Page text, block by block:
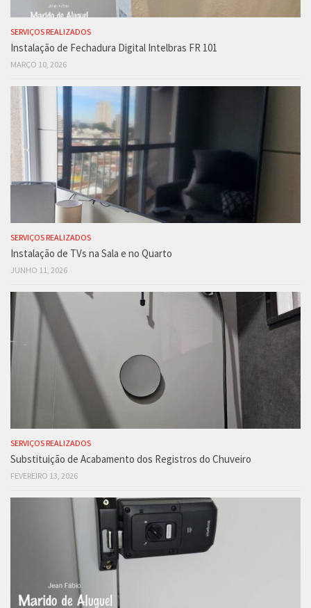
SERVIÇOS REALIZADOS
Instalação de Fechadura Digital Intelbras FR 101
MARÇO 10, 2026
SERVIÇOS REALIZADOS
Instalação de TVs na Sala e no Quarto
JUNHO 11, 2026
SERVIÇOS REALIZADOS
Substituição de Acabamento dos Registros do Chuveiro
FEVEREIRO 13, 2026